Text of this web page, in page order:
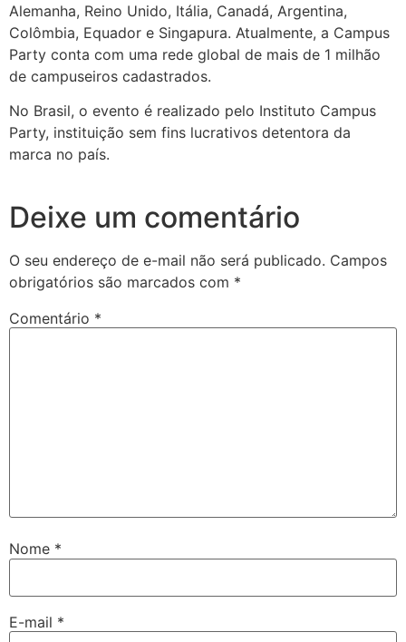
Alemanha, Reino Unido, Itália, Canadá, Argentina,
Colômbia, Equador e Singapura. Atualmente, a Campus
Party conta com uma rede global de mais de 1 milhão
de campuseiros cadastrados.
No Brasil, o evento é realizado pelo Instituto Campus
Party, instituição sem fins lucrativos detentora da
marca no país.
Deixe um comentário
O seu endereço de e-mail não será publicado. Campos
obrigatórios são marcados com *
Comentário *
Nome *
E-mail *